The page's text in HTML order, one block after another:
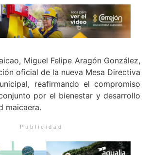
Miguel Felipe Aragón González,
oficial de la nueva Mesa Directiva
reafirmando el compromiso
por el bienestar y desarrollo
maicaera.
Publicidad